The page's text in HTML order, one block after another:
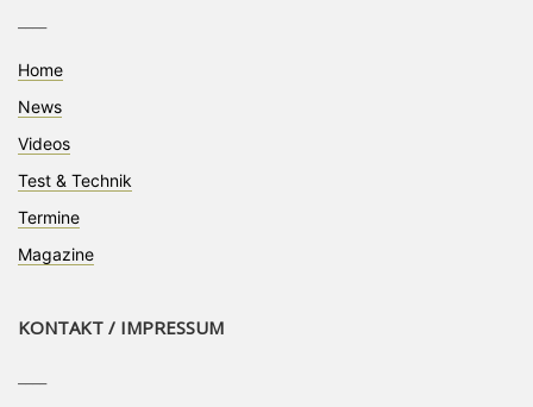
Home
News
Videos
Test & Technik
Termine
Magazine
KONTAKT / IMPRESSUM